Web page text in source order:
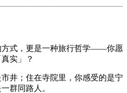
方式，更是一种旅行哲学——你愿
实」？
井；住在寺院里，你感受的是宁
群同路人。